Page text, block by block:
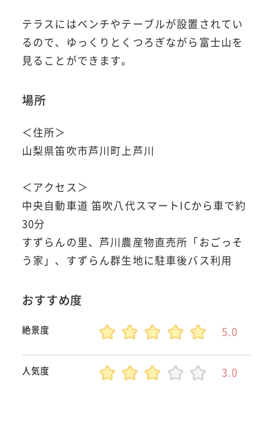
テラスにはベンチやテーブルが設置されてい
るので、ゆっくりとくつろぎながら富士山を
見ることができます。
場所
＜住所＞
山梨県笛吹市芦川町上芦川
＜アクセス＞
中央自動車道 笛吹八代スマートICから車で約
30分
すずらんの里、芦川農産物直売所「おごっそ
う家」、すずらん群生地に駐車後バス利用
おすすめ度
絶景度 5.0
人気度 3.0